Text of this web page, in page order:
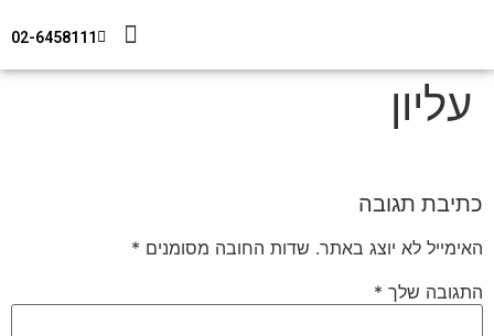
02-6458111
עליון
כתיבת תגובה
האימייל לא יוצג באתר. שדות החובה מסומנים *
התגובה שלך *